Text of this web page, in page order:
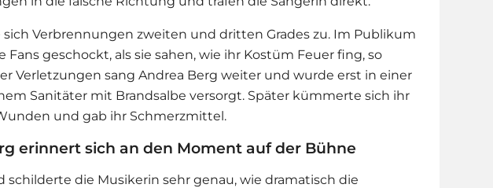
sich Verbrennungen zweiten und dritten Grades zu. Im Publikum
Fans geschockt, als sie sahen, wie ihr Kostüm Feuer fing, so
Verletzungen sang Andrea Berg weiter und wurde erst in einer
Sanitäter mit Brandsalbe versorgt. Später kümmerte sich ihr
und gab ihr Schmerzmittel.
erinnert sich an den Moment auf der Bühne
schilderte die Musikerin sehr genau, wie dramatisch die